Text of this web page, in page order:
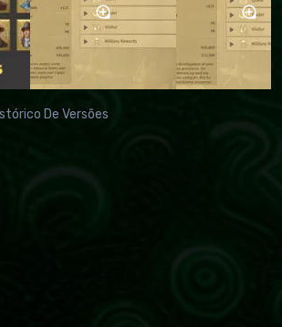
De Versões